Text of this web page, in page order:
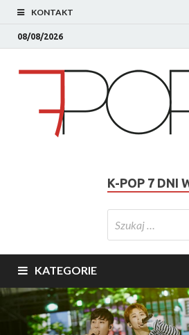
KONTAKT
08/08/2026
K-POP 7 DNI
KATEGORIE